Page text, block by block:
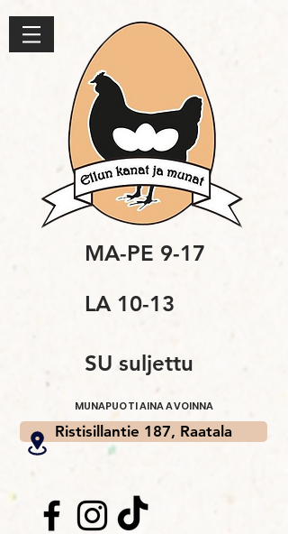
MA-PE 9-17
LA 10-13
SU suljettu
MUNAPUOTI AINA AVOINNA
Ristisillantie 187, Raatala